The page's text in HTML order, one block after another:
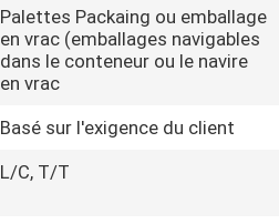
Palettes Packaing ou emballage
en vrac (emballages navigables
dans le conteneur ou le navire
en vrac
Basé sur l'exigence du client
L/C, T/T